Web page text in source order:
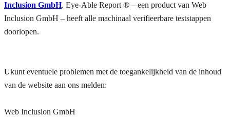
Inclusion GmbH. Eye-Able Report ® – een product van Web
Inclusion GmbH – heeft alle machinaal verifieerbare teststappen
doorlopen.
Ukunt eventuele problemen met de toegankelijkheid van de inhoud
van de website aan ons melden:
Web Inclusion GmbH